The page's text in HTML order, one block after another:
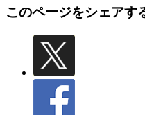
このページをシェアす